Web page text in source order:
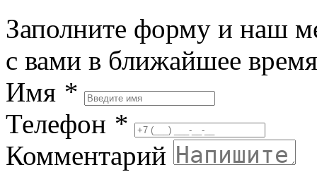
Заполните форму и наш
с вами в ближайшее время
Имя *
Телефон *
Комментарий